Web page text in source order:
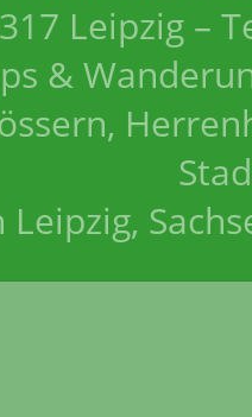
Leipzig –
&
Leipzig,